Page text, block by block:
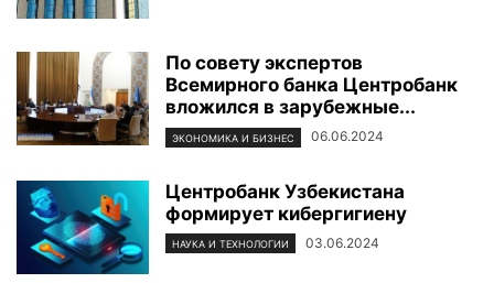
По совету экспертов
Всемирного банка Центробанк
вложился в зарубежные...
ЭКОНОМИКА И БИЗНЕС 06.06.2024
Центробанк Узбекистана
формирует кибергигиену
НАУКА И ТЕХНОЛОГИИ 03.06.2024